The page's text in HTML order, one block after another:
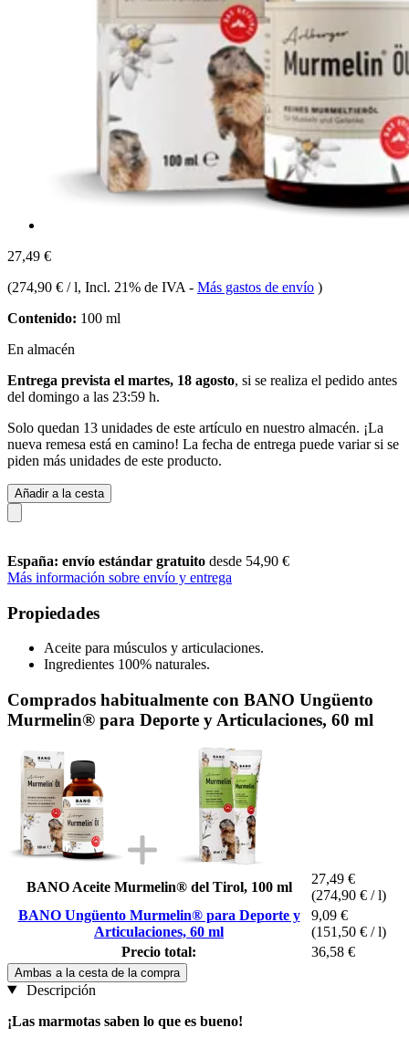
27,49 €
(274,90 € / l, Incl. 21% de IVA - Más gastos de envío )
Contenido: 100 ml
En almacén
Entrega prevista el martes, 18 agosto, si se realiza el pedido antes
del domingo a las 23:59 h.
Solo quedan 13 unidades de este artículo en nuestro almacén. ¡La
nueva remesa está en camino! La fecha de entrega puede variar si se
piden más unidades de este producto.
Añadir a la cesta
España: envío estándar gratuito desde 54,90 €
Más información sobre envío y entrega
Propiedades
Aceite para músculos y articulaciones.
Ingredientes 100% naturales.
Comprados habitualmente con BANO Ungüento
Murmelin® para Deporte y Articulaciones, 60 ml
BANO Aceite Murmelin® del Tirol, 100 ml
27,49 €
(274,90 € / l)
BANO Ungüento Murmelin® para Deporte y
Articulaciones, 60 ml
9,09 €
(151,50 € / l)
Precio total:
36,58 €
Ambas a la cesta de la compra
Descripción
¡Las marmotas saben lo que es bueno!